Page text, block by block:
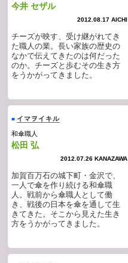
今井 セザル
2012.08.17 AICHI
チーズが映す、受け継がれてき
た職人の業。長い家族の歴史の
なかで伝えてきたのは何だった
のか。チーズと歩むその生き方
をうかがってきました。
■ イマヲイキル
和傘職人
松田 弘
2012.07.26 KANAZAWA
加賀百万石の城下町・金沢で、
一人で傘を作り続ける和傘職
人。戦前から傘職人として働
き、戦後の日本を傘を通して生
きてきた。そこから見えた生き
方をうかがってきました。